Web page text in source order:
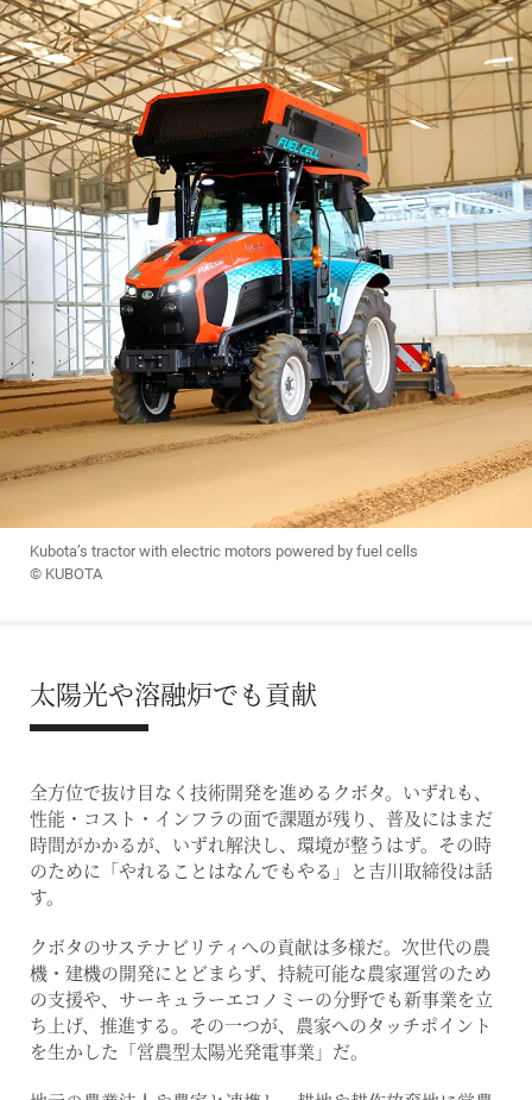
Kubota’s tractor with electric motors powered by fuel cells
© KUBOTA
太陽光や溶融炉でも貢献
全方位で抜け目なく技術開発を進めるクボタ。いずれも、
性能・コスト・インフラの面で課題が残り、普及にはまだ
時間がかかるが、いずれ解決し、環境が整うはず。その時
のために「やれることはなんでもやる」と吉川取締役は話
す。
クボタのサステナビリティへの貢献は多様だ。次世代の農
機・建機の開発にとどまらず、持続可能な農家運営のため
の支援や、サーキュラーエコノミーの分野でも新事業を立
ち上げ、推進する。その一つが、農家へのタッチポイント
を生かした「営農型太陽光発電事業」だ。